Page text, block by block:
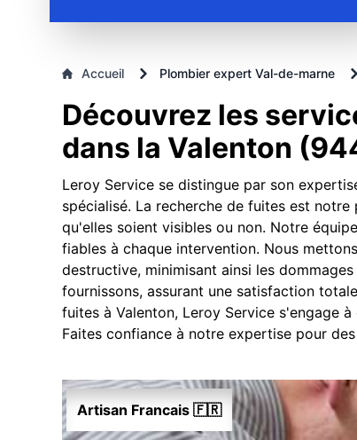
Accueil Plombier expert Val-de-marne
Découvrez les
dans la Valenton
Leroy Service se distingue par son
spécialisé. La recherche de fuites est
qu'elles soient visibles ou non. Notre
fiables à chaque intervention. Nous
destructive, minimisant ainsi les
fournissons, assurant une satisfaction
fuites à Valenton, Leroy Service s'engage
Faites confiance à notre expertise pour
Artisan Francais 🇫🇷